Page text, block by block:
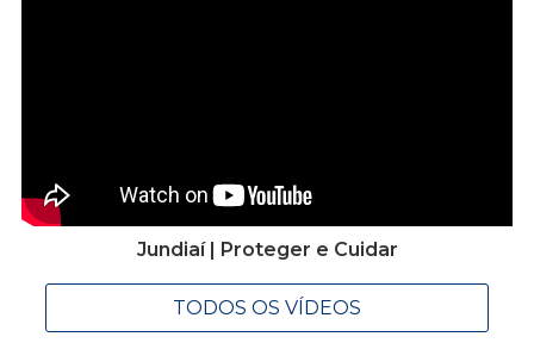
Jundiaí | Proteger e Cuidar
TODOS OS VÍDEOS